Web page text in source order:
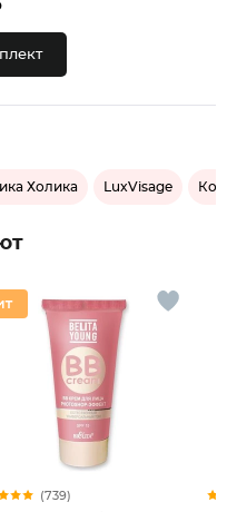
Холика LuxVisage
(739)